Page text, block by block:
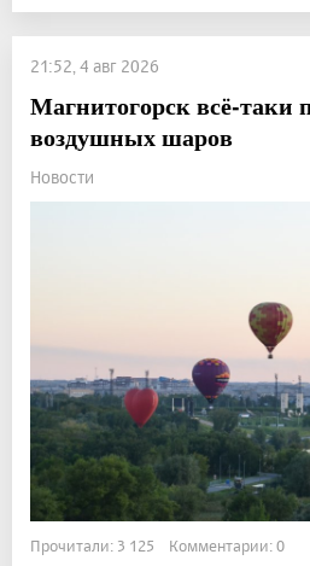
21:52, 4 авг 2026
Магнитогорск всё-таки
воздушных шаров
Новости
Прочитали: 3 125 Комментарии: 0